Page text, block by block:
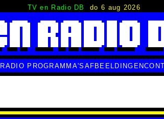
TV en Radio DB do 6 aug 2026
RADIO PROGRAMMA'S AFBEELDINGEN